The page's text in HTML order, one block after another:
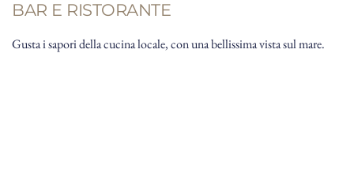
BAR E RISTORANTE
Gusta i sapori della cucina locale, con una bellissima vista sul mare.